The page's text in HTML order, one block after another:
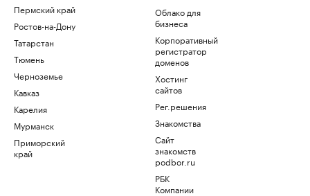
Пермский край
Ростов-на-Дону
Татарстан
Тюмень
Черноземье
Кавказ
Карелия
Мурманск
Приморский
край
Облако для
бизнеса
Корпоративный
регистратор
доменов
Хостинг
сайтов
Рег.решения
Знакомства
Сайт
знакомств
podbor.ru
РБК
Компании